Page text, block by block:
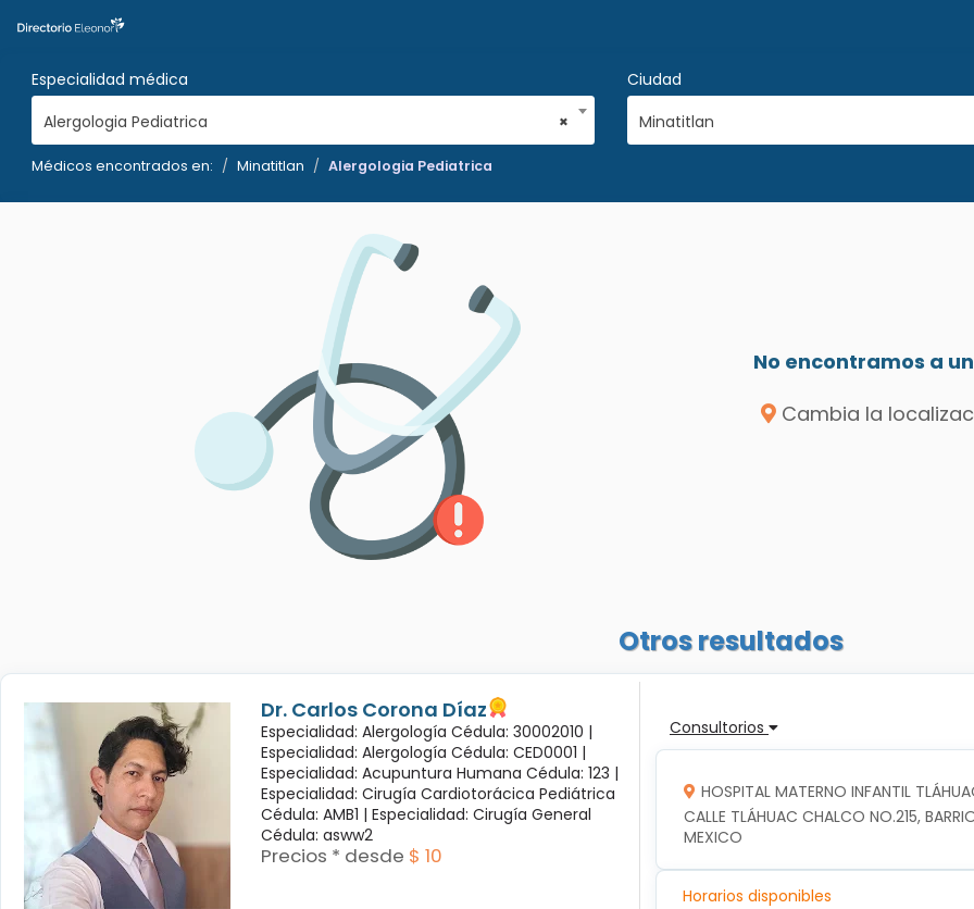
Especialidad médica
×
Alergologia Pediatrica
Ciudad
Minatitlan
Médicos encontrados en: Minatitlan Alergologia Pediatrica
No encontramos a
Cambia la
Otros resultados
Dr. Carlos Corona Díaz
Especialidad: Alergología Cédula: 30002010 |
Especialidad: Alergología Cédula: CED0001 |
Especialidad: Acupuntura Humana Cédula: 123 |
Especialidad: Cirugía Cardiotorácica Pediátrica
Cédula: AMB1 | Especialidad: Cirugía General
Cédula: asww2
Precios * desde $ 10
Consultorios
HOSPITAL MATERNO INFANTIL
CALLE TLÁHUAC CHALCO NO.215,
MEXICO
Horarios disponibles